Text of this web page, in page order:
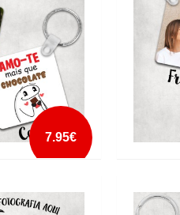
add à lista
7.95€
STRESS